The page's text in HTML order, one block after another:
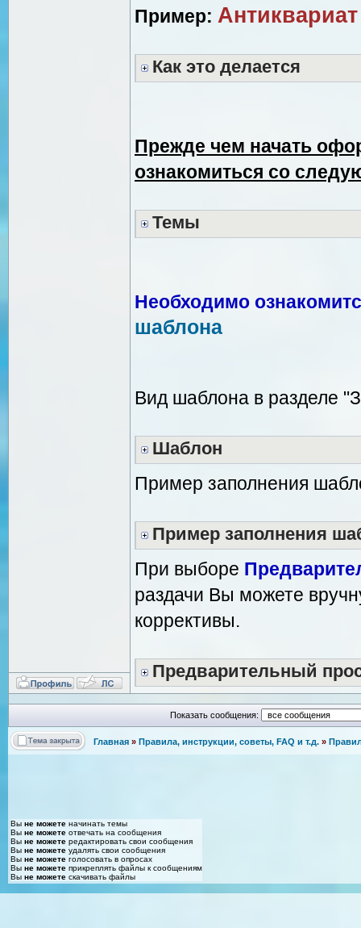
Пример:
Как это делается
Прежде чем начать
ознакомиться со
Темы
Необходимо
шаблона
Вид шаблона в разделе
Шаблон
Пример заполнения
Пример заполнения
При выборе
раздачи Вы можете
коррективы.
Предварительный
Показать сообщения:
Главная » Правила, инструкции, советы, FAQ и т.д. »
Вы не можете начинать темы
Вы не можете отвечать на сообщения
Вы не можете редактировать свои сообщения
Вы не можете удалять свои сообщения
Вы не можете голосовать в опросах
Вы не можете прикреплять файлы к сообщениям
Вы не можете скачивать файлы